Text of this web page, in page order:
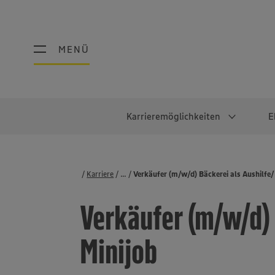
MENÜ
MENÜ
Karrieremöglichkeiten
Schülerpraktikum Abschlussarbeiten
Faires Gehalt
Diversität Lager & Logistik
Karriere Stellenbörse
Verkäufer (m/w/d) Bäckerei als
...
Verkäufer (m/w/
Minijob